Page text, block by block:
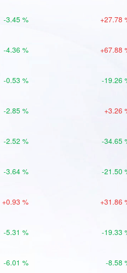
-3.45 % +27.78
-4.36 % +67.88
-0.53 % -19.26
-2.85 % +3.26
-2.52 % -34.65
-3.64 % -21.50
+0.93 % +31.86
-5.31 % -19.33
-6.01 % -8.58